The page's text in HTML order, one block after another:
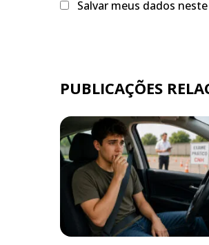
Salvar meus dados
PUBLICAÇÕES